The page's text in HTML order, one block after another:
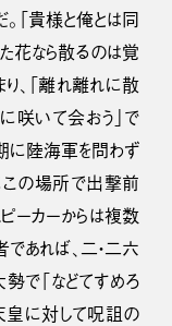
「貴様と俺とは同
なら散るのは覚
、「離れ離れに散
いて会おう」で
に陸海軍を問わず
この場所で出撃前
ーカーからは複数
あれば、二・二六
で「などてすめろ
皇に対して呪詛の